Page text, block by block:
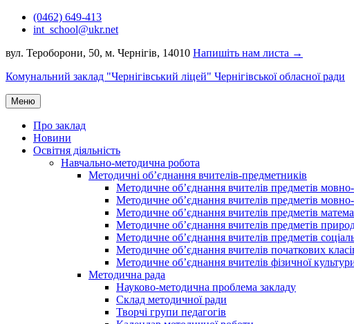
Перейти(0462) 649-413
int_school@ukr.net
вул. Тероборони, 50, м. Чернігів, 14010 Напишіть нам листа →
Комунальний заклад "Чернігівський ліцей" Чернігівської обласної ради
Меню
Про заклад
Новини
Освітня діяльність
Навчально-методична робота
Методичні об’єднання вчителів-предметників
Методичне об’єднання вчителів предметів мовно-
Методичне об’єднання вчителів предметів мовно-
Методичне об’єднання вчителів предметів
Методичне об’єднання вчителів предметів
Методичне об’єднання вчителів предметів
Методичне об’єднання вчителів початкових
Методичне об’єднання вчителів фізичної
Методична рада
Науково-методична проблема закладу
Склад методичної ради
Творчі групи педагогів